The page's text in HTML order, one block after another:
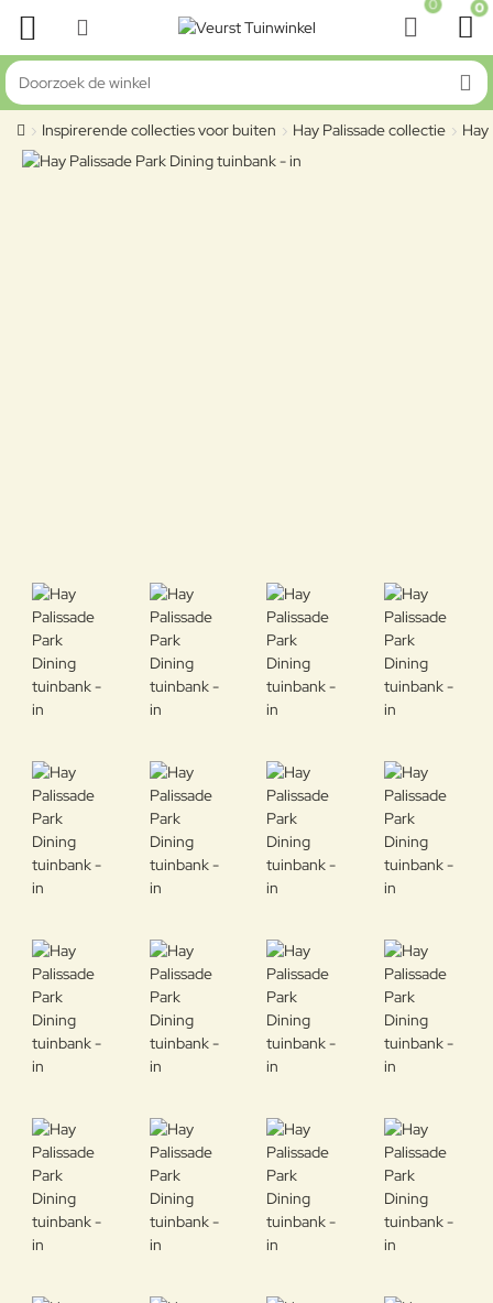
0 0
Doorzoek de winkel
home
Inspirerende collecties voor buiten Hay Palissade collectie